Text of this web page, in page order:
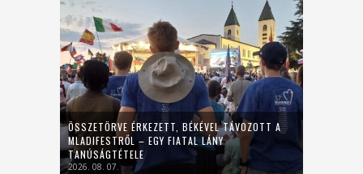
ÖSSZETÖRVE ÉRKEZETT, BÉKÉVEL TÁVOZOTT A
MLADIFESTRŐL – EGY FIATAL LÁNY
TANÚSÁGTÉTELE
2026. 08. 07.